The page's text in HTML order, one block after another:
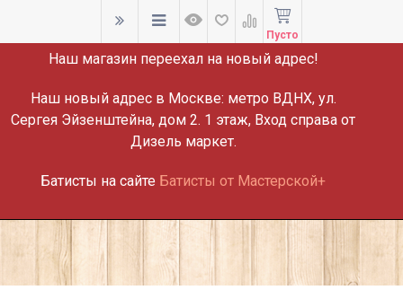
ВНИМАНИЕ!
Наш магазин переехал на новый адрес!
Наш новый адрес в Москве: метро ВДНХ, ул.
Сергея Эйзенштейна, дом 2. 1 этаж, Вход справа от
Дизель маркет.
Батисты на сайте Батисты от Мастерской+
Пусто